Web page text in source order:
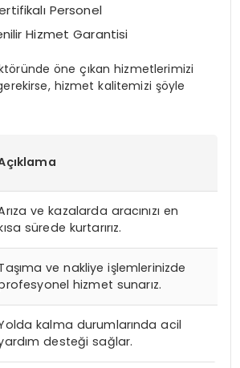
Personel
Hizmet Garantisi
öne çıkan hizmetlerimizi
hizmet kalitemizi şöyle
ve kazalarda aracınızı en
sürede kurtarırız.
ve nakliye işlemlerinizde
hizmet sunarız.
kalma durumlarında acil
desteği sağlar.